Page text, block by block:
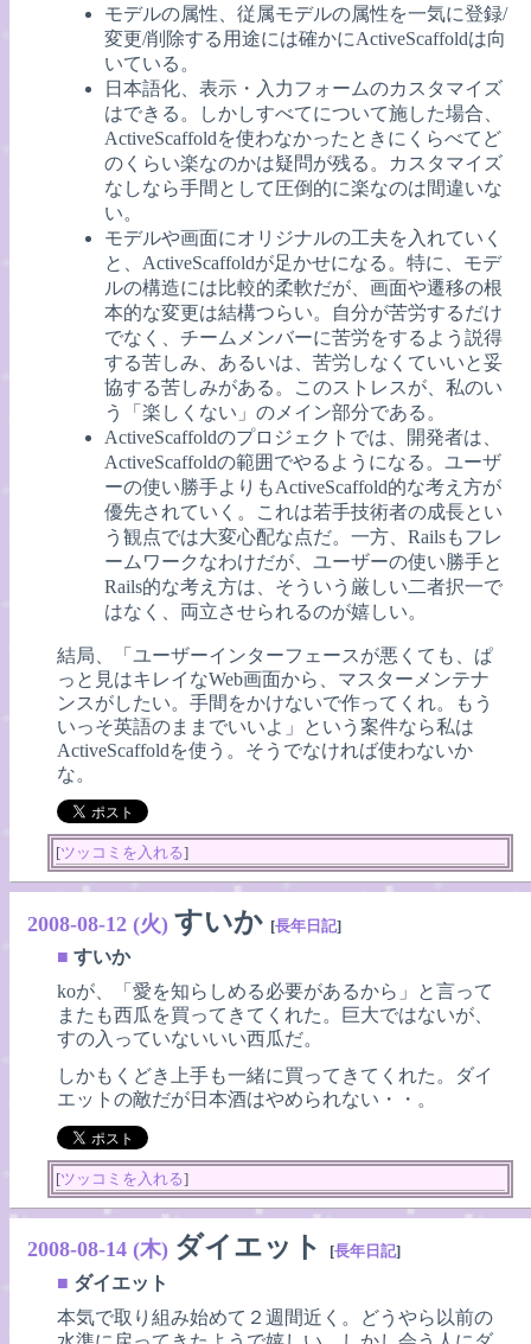
モデルの属性、従属モデルの属性を一気に登録/
変更/削除する用途には確かにActiveScaffoldは向
いている。
日本語化、表示・入力フォームのカスタマイズ
はできる。しかしすべてについて施した場合、
ActiveScaffoldを使わなかったときにくらべてど
のくらい楽なのかは疑問が残る。カスタマイズ
なしなら手間として圧倒的に楽なのは間違いな
い。
モデルや画面にオリジナルの工夫を入れていく
と、ActiveScaffoldが足かせになる。特に、モデ
ルの構造には比較的柔軟だが、画面や遷移の根
本的な変更は結構つらい。自分が苦労するだけ
でなく、チームメンバーに苦労をするよう説得
する苦しみ、あるいは、苦労しなくていいと妥
協する苦しみがある。このストレスが、私のい
う「楽しくない」のメイン部分である。
ActiveScaffoldのプロジェクトでは、開発者は、
ActiveScaffoldの範囲でやるようになる。ユーザ
ーの使い勝手よりもActiveScaffold的な考え方が
優先されていく。これは若手技術者の成長とい
う観点では大変心配な点だ。一方、Railsもフレ
ームワークなわけだが、ユーザーの使い勝手と
Rails的な考え方は、そういう厳しい二者択一で
はなく、両立させられるのが嬉しい。
結局、「ユーザーインターフェースが悪くても、ぱ
っと見はキレイなWeb画面から、マスターメンテナ
ンスがしたい。手間をかけないで作ってくれ。もう
いっそ英語のままでいいよ」という案件なら私は
ActiveScaffoldを使う。そうでなければ使わないか
な。
[ツッコミを入れる]
2008-08-12 (火) すいか [長年日記]
■ すいか
koが、「愛を知らしめる必要があるから」と言って
またも西瓜を買ってきてくれた。巨大ではないが、
すの入っていないいい西瓜だ。
しかもくどき上手も一緒に買ってきてくれた。ダイ
エットの敵だが日本酒はやめられない・・。
[ツッコミを入れる]
2008-08-14 (木) ダイエット [長年日記]
■ ダイエット
本気で取り組み始めて２週間近く。どうやら以前の